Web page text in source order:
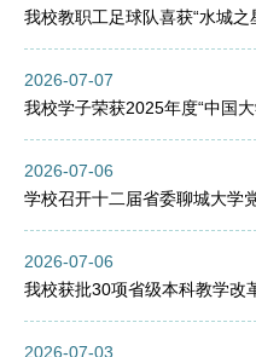
我校教职工足球队喜获“水城
2026-07-07
我校学子荣获2025年度“中国
2026-07-06
学校召开十二届省委聊城大学
2026-07-06
我校获批30项省级本科教学改
2026-07-03